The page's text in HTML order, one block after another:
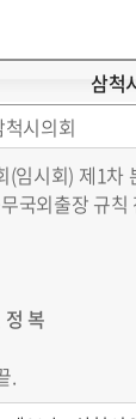
삼척
척시의회
(임시회) 제1차
국외출장 규
복
.